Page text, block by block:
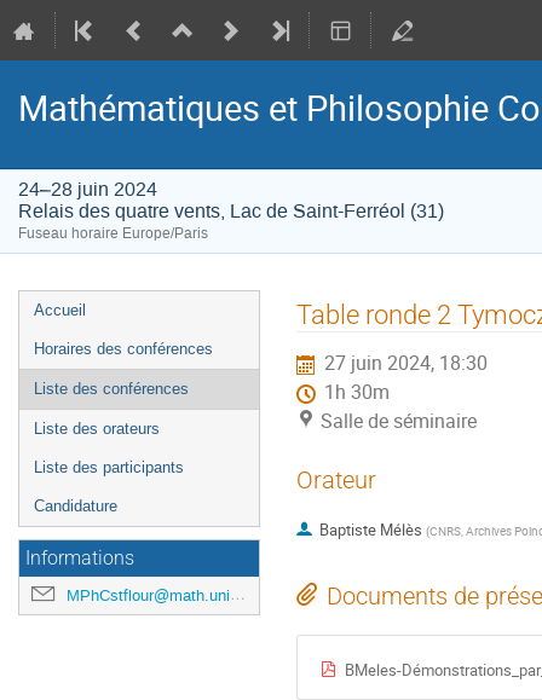
Mathématiques et Philosophie
24–28 juin 2024
Relais des quatre vents, Lac de Saint-Ferréol (31)
Fuseau horaire Europe/Paris
Menu
de
l'événement
Accueil
Horaires des conférences
Liste des conférences
Liste des orateurs
Liste des participants
Candidature
Informations
MPhCstflour@math.univ-toulouse.fr
Table ronde 2
27 juin 2024, 18:30
1h 30m
Salle de séminaire
Orateur
Baptiste Mélès (CNRS, Archives
Documents de
BMeles-